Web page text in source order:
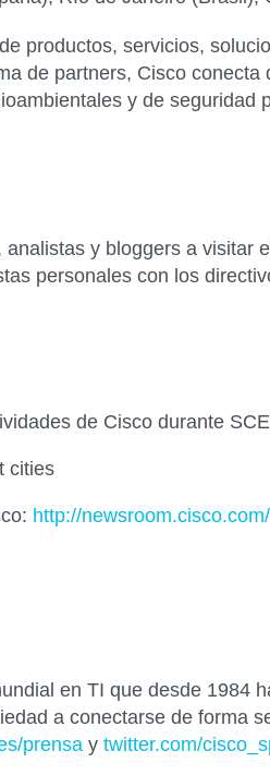
productos, servicios,
de partners, Cisco
y de seguridad
y bloggers a visitar
personales con los
de Cisco durante
cities
http://
en TI que desde 1984
a conectarse de forma
prensa ytwitter.com/